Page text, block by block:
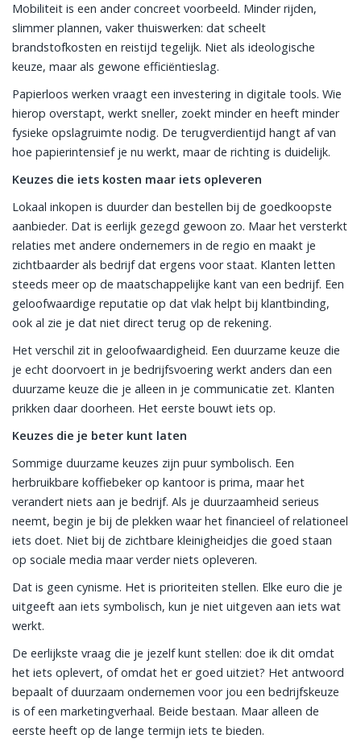
Mobiliteit is een ander concreet voorbeeld. Minder rijden,
slimmer plannen, vaker thuiswerken: dat scheelt
brandstofkosten en reistijd tegelijk. Niet als ideologische
keuze, maar als gewone efficiëntieslag.
Papierloos werken vraagt een investering in digitale tools. Wie
hierop overstapt, werkt sneller, zoekt minder en heeft minder
fysieke opslagruimte nodig. De terugverdientijd hangt af van
hoe papierintensief je nu werkt, maar de richting is duidelijk.
Keuzes die iets kosten maar iets opleveren
Lokaal inkopen is duurder dan bestellen bij de goedkoopste
aanbieder. Dat is eerlijk gezegd gewoon zo. Maar het versterkt
relaties met andere ondernemers in de regio en maakt je
zichtbaarder als bedrijf dat ergens voor staat. Klanten letten
steeds meer op de maatschappelijke kant van een bedrijf. Een
geloofwaardige reputatie op dat vlak helpt bij klantbinding,
ook al zie je dat niet direct terug op de rekening.
Het verschil zit in geloofwaardigheid. Een duurzame keuze die
je echt doorvoert in je bedrijfsvoering werkt anders dan een
duurzame keuze die je alleen in je communicatie zet. Klanten
prikken daar doorheen. Het eerste bouwt iets op.
Keuzes die je beter kunt laten
Sommige duurzame keuzes zijn puur symbolisch. Een
herbruikbare koffiebeker op kantoor is prima, maar het
verandert niets aan je bedrijf. Als je duurzaamheid serieus
neemt, begin je bij de plekken waar het financieel of relationeel
iets doet. Niet bij de zichtbare kleinigheidjes die goed staan
op sociale media maar verder niets opleveren.
Dat is geen cynisme. Het is prioriteiten stellen. Elke euro die je
uitgeeft aan iets symbolisch, kun je niet uitgeven aan iets wat
werkt.
De eerlijkste vraag die je jezelf kunt stellen: doe ik dit omdat
het iets oplevert, of omdat het er goed uitziet? Het antwoord
bepaalt of duurzaam ondernemen voor jou een bedrijfskeuze
is of een marketingverhaal. Beide bestaan. Maar alleen de
eerste heeft op de lange termijn iets te bieden.